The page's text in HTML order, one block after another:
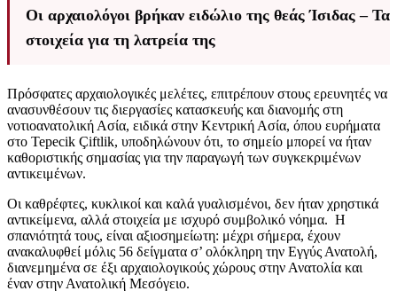
Οι αρχαιολόγοι βρήκαν ειδώλιο της θεάς Ίσιδας – Τα
στοιχεία για τη λατρεία της
Πρόσφατες αρχαιολογικές μελέτες, επιτρέπουν στους ερευνητές να
ανασυνθέσουν τις διεργασίες κατασκευής και διανομής στη
νοτιοανατολική Ασία, ειδικά στην Κεντρική Ασία, όπου ευρήματα
στο Tepecik Çiftlik, υποδηλώνουν ότι, το σημείο μπορεί να ήταν
καθοριστικής σημασίας για την παραγωγή των συγκεκριμένων
αντικειμένων.
Οι καθρέφτες, κυκλικοί και καλά γυαλισμένοι, δεν ήταν χρηστικά
αντικείμενα, αλλά στοιχεία με ισχυρό συμβολικό νόημα. Η
σπανιότητά τους, είναι αξιοσημείωτη: μέχρι σήμερα, έχουν
ανακαλυφθεί μόλις 56 δείγματα σ’ ολόκληρη την Εγγύς Ανατολή,
διανεμημένα σε έξι αρχαιολογικούς χώρους στην Ανατολία και
έναν στην Ανατολική Μεσόγειο.